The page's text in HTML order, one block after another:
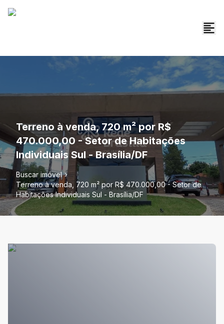
Terreno à venda, 720 m² por R$
470.000,00 - Setor de Habitações
Individuais Sul - Brasília/DF
Buscar imóvel
Terreno à venda, 720 m² por R$ 470.000,00 - Setor de
Habitações Individuais Sul - Brasília/DF